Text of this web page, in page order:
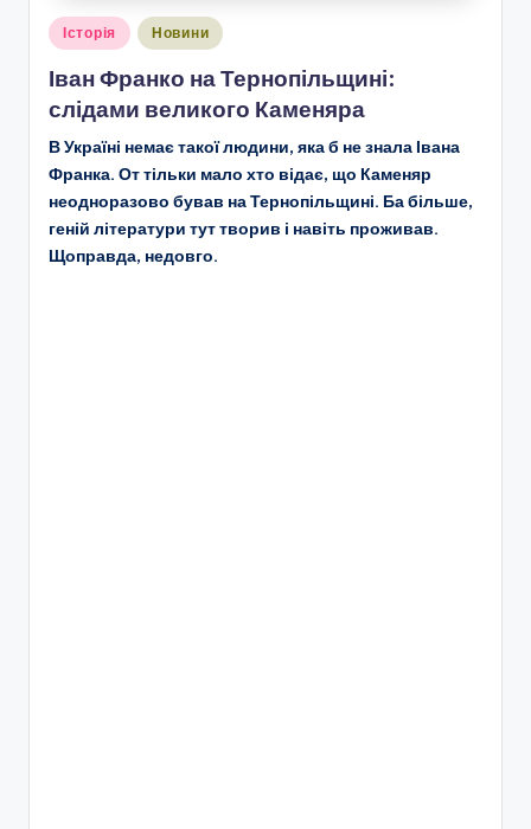
Опубліковано
Історія Новини
Іван Франко на Тернопільщині:
слідами великого Каменяра
В Україні немає такої людини, яка б не знала Івана
Франка. От тільки мало хто відає, що Каменяр
неодноразово бував на Тернопільщині. Ба більше,
геній літератури тут творив і навіть проживав.
Щоправда, недовго.